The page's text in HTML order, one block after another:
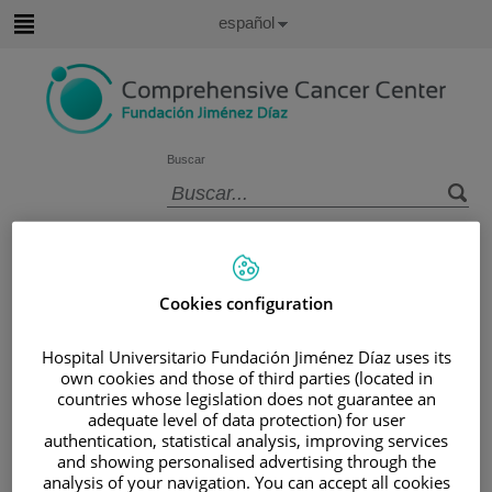
contenido
Buscar
Idioma
Español
INFORMACIÓN Y SOPORTE AL PACIENTE
/ÁREA DE CÁNCER UROGENITAL/RIÑÓN
/TRATAMIENTO
Tratamiento
Cookies configuration
Hospital Universitario Fundación Jiménez Díaz uses its
own cookies and those of third parties (located in
countries whose legislation does not guarantee an
adequate level of data protection) for user
authentication, statistical analysis, improving services
and showing personalised advertising through the
analysis of your navigation. You can accept all cookies